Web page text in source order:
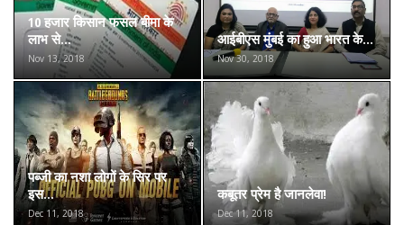
10 हजार किसान फसल बीमा के
लाभ से...
Nov 13, 2018
आईबीएस मुंबई का हुआ भारत के...
Nov 30, 2018
पब्जी का नशा लोगों के सिर पर
इस...
Dec 11, 2018
कबूतर प्रेम है जानलेवा!
Dec 11, 2018